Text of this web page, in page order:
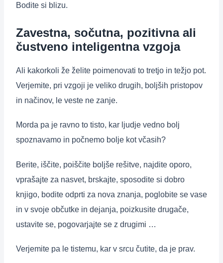
Bodite si blizu.
Zavestna, sočutna, pozitivna ali
čustveno inteligentna vzgoja
Ali kakorkoli že želite poimenovati to tretjo in težjo pot.
Verjemite, pri vzgoji je veliko drugih, boljših pristopov
in načinov, le veste ne zanje.
Morda pa je ravno to tisto, kar ljudje vedno bolj
spoznavamo in počnemo bolje kot včasih?
Berite, iščite, poiščite boljše rešitve, najdite oporo,
vprašajte za nasvet, brskajte, sposodite si dobro
knjigo, bodite odprti za nova znanja, poglobite se vase
in v svoje občutke in dejanja, poizkusite drugače,
ustavite se, pogovarjajte se z drugimi …
Verjemite pa le tistemu, kar v srcu čutite, da je prav.